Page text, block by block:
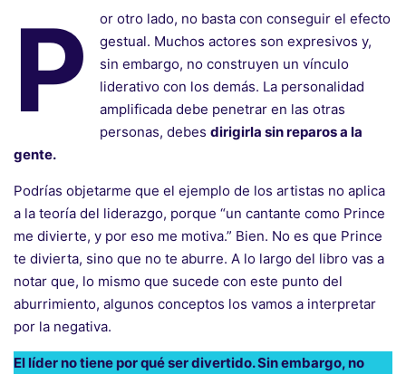
P
or otro lado, no basta con conseguir el efecto
gestual. Muchos actores son expresivos y,
sin embargo, no construyen un vínculo
liderativo con los demás. La personalidad
amplificada debe penetrar en las otras
personas, debes dirigirla sin reparos a la
gente.
Podrías objetarme que el ejemplo de los artistas no aplica
a la teoría del liderazgo, porque “un cantante como Prince
me divierte, y por eso me motiva.” Bien. No es que Prince
te divierta, sino que no te aburre. A lo largo del libro vas a
notar que, lo mismo que sucede con este punto del
aburrimiento, algunos conceptos los vamos a interpretar
por la negativa.
El líder no tiene por qué ser divertido. Sin embargo, no